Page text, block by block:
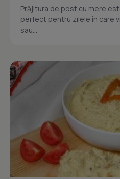
Prăjitura de post cu mere
perfect pentru zilele în care
sau...